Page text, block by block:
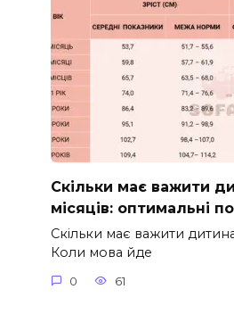
Скільки має важити
місяців: оптимальні
Скільки має важити дитина
Коли мова йде
0 61